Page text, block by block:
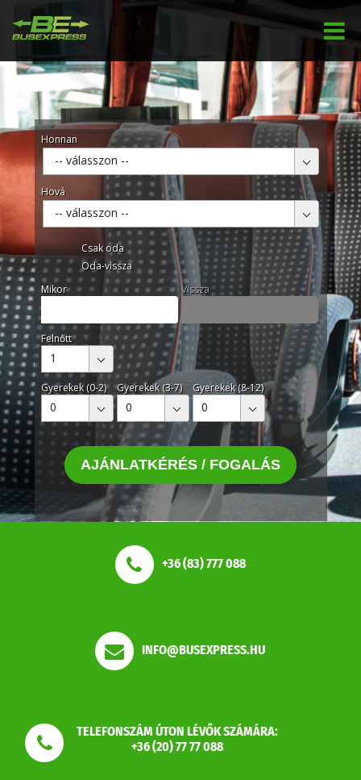
Honnan
-- válasszon --
Hová
-- válasszon --
Csak oda
Oda-vissza
Mikor
Vissza
Felnőtt
1
Gyerekek (0-2)
0
Gyerekek (3-7)
0
Gyerekek (8-12)
0
AJÁNLATKÉRÉS / FOGALÁS
+36 (83) 777 088
INFO@BUSEXPRESS.HU
TELEFONSZÁM ÚTON LÉVŐK SZÁMÁRA:
+36 (20) 77 77 088